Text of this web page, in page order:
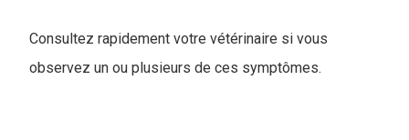
Consultez rapidement votre vétérinaire si vous
observez un ou plusieurs de ces symptômes.